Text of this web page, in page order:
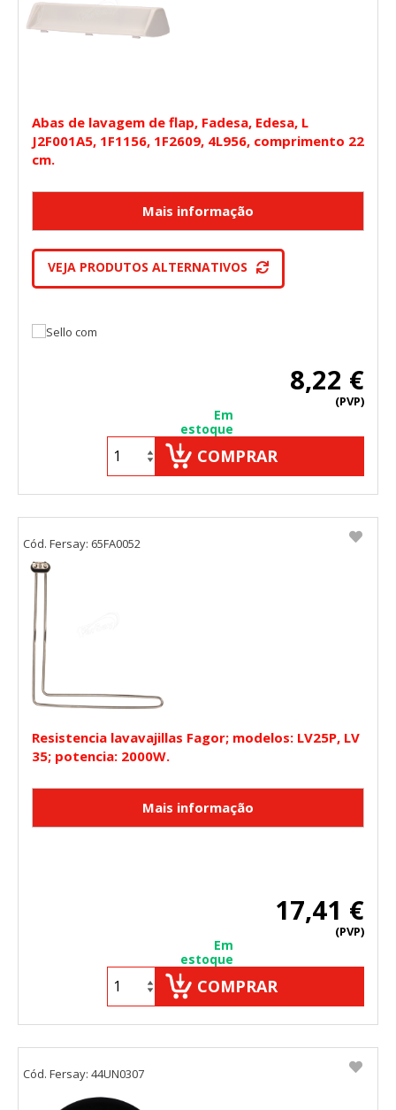
Abas de lavagem de flap, Fadesa, Edesa, L
J2F001A5, 1F1156, 1F2609, 4L956, comprimento 22
cm.
VEJA PRODUTOS ALTERNATIVOS
8,22 €
(PVP)
Em
estoque
COMPRAR
Resistencia lavavajillas Fagor; modelos: LV25P, LV
35; potencia: 2000W.
17,41 €
(PVP)
Em
estoque
COMPRAR
Cód. Fersay: 65FA0052
Cód. Fersay: 44UN0307